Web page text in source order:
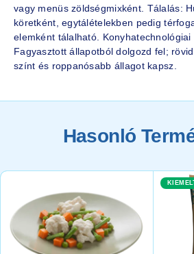
vagy menüs zöldségmixként. Tálalás:
köretként, egytálételekben pedig
elemként tálalható. Konyhatechnológiai
Fagyasztott állapotból dolgozd fel;
színt és roppanósabb állagot kapsz.
Hasonló